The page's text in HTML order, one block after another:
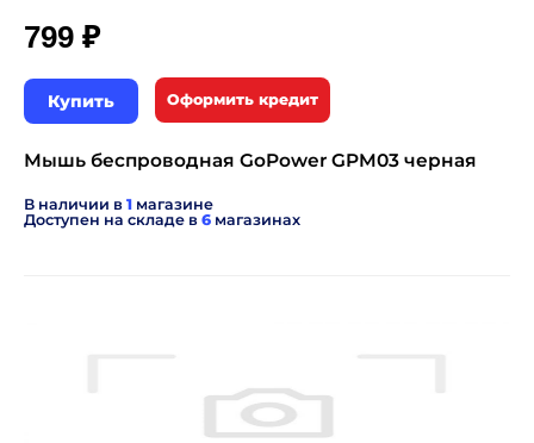
799 ₽
Купить Оформить кредит
Мышь беспроводная GoPower GPM03 черная
В наличии в 1 магазине
Доступен на складе в 6 магазинах